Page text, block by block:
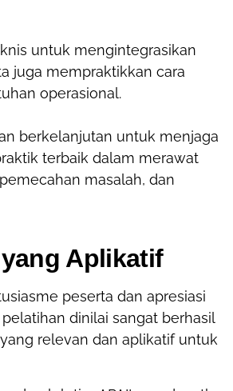
untuk mengintegrasikan
juga mempraktikkan cara
operasional.
berkelanjutan untuk menjaga
terbaik dalam merawat
masalah, dan
Aplikatif
peserta dan apresiasi
pelatihan dinilai sangat berhasil
relevan dan aplikatif untuk